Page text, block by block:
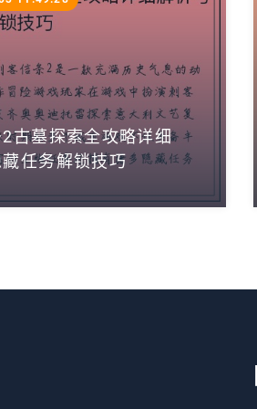
古墓探索全攻略详细
任务解锁技巧